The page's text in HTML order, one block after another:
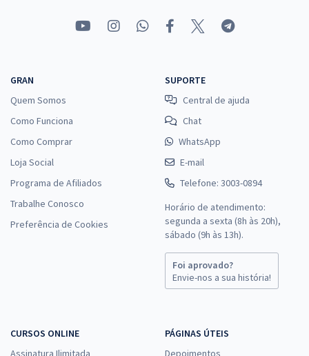
GRAN
Quem Somos
Como Funciona
Como Comprar
Loja Social
Programa de Afiliados
Trabalhe Conosco
Preferência de Cookies
SUPORTE
Central de ajuda
Chat
WhatsApp
E-mail
Telefone: 3003-0894
Horário de atendimento:
segunda a sexta (8h às 20h),
sábado (9h às 13h).
Foi aprovado?
Envie-nos a sua história!
CURSOS ONLINE
Assinatura Ilimitada
PÁGINAS ÚTEIS
Depoimentos